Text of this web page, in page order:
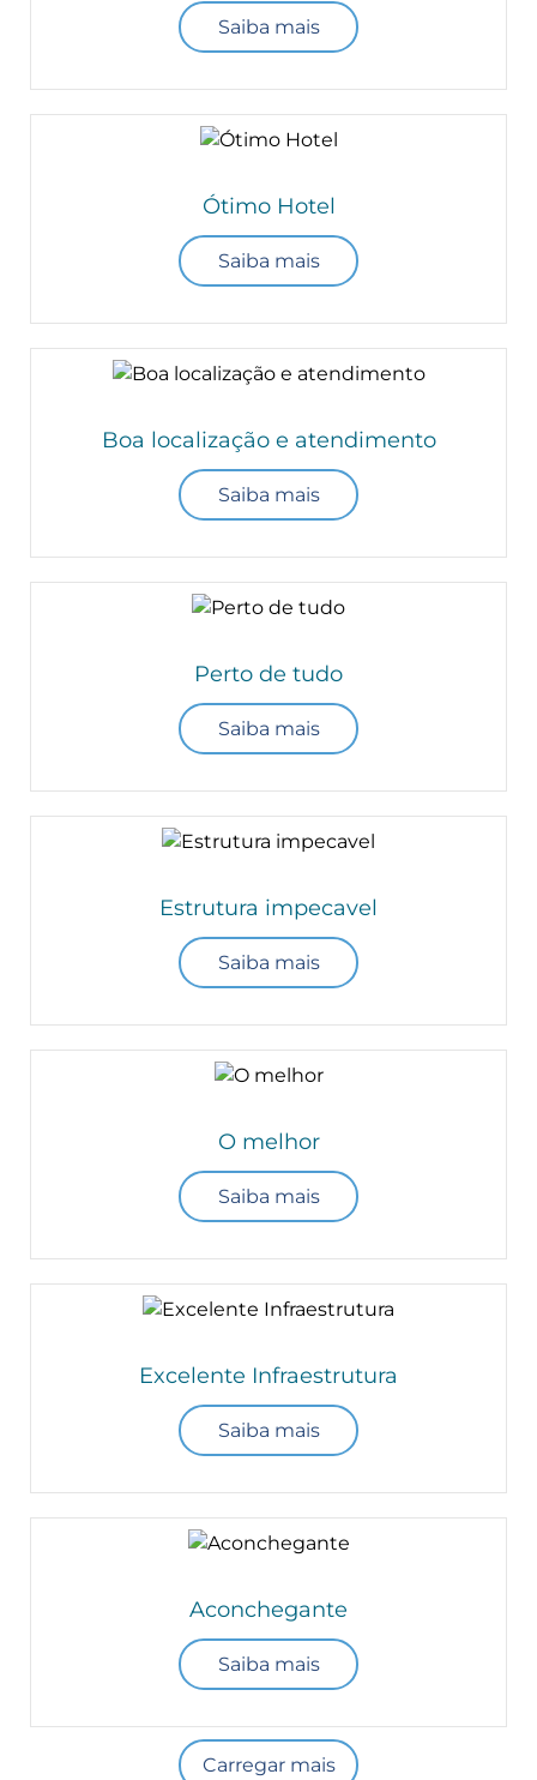
Saiba mais
Ótimo Hotel
Saiba mais
Boa localização e atendimento
Saiba mais
Perto de tudo
Saiba mais
Estrutura impecavel
Saiba mais
O melhor
Saiba mais
Excelente Infraestrutura
Saiba mais
Aconchegante
Saiba mais
Carregar mais